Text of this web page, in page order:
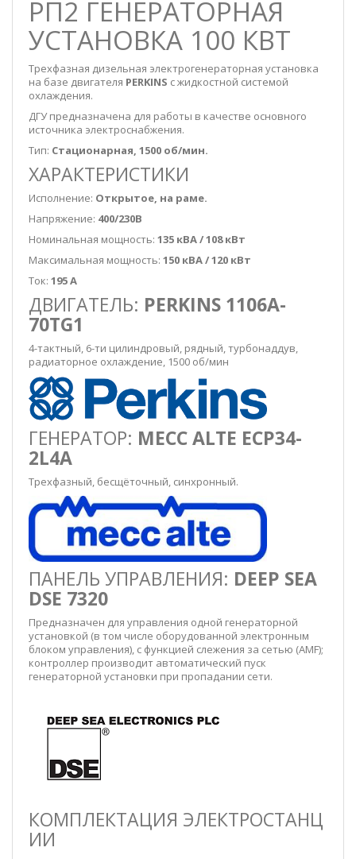
РП2 ГЕНЕРАТОРНАЯ
УСТАНОВКА 100 КВТ
Трехфазная дизельная электрогенераторная установка
на базе двигателя PERKINS с жидкостной системой
охлаждения.
ДГУ предназначена для работы в качестве основного
источника электроснабжения.
Тип: Стационарная, 1500 об/мин.
ХАРАКТЕРИСТИКИ
Исполнение: Открытое, на раме.
Напряжение: 400/230В
Номинальная мощность: 135 кВА / 108 кВт
Максимальная мощность: 150 кВА / 120 кВт
Ток: 195 А
ДВИГАТЕЛЬ: PERKINS 1106A-
70TG1
4-тактный, 6-ти цилиндровый, рядный, турбонаддув,
радиаторное охлаждение, 1500 об/мин
ГЕНЕРАТОР: MECC ALTE ECP34-
2L4A
Трехфазный, бесщёточный, синхронный.
ПАНЕЛЬ УПРАВЛЕНИЯ: DEEP SEA
DSE 7320
Предназначен для управления одной генераторной
установкой (в том числе оборудованной электронным
блоком управления), с функцией слежения за сетью (AMF);
контроллер производит автоматический пуск
генераторной установки при пропадании сети.
КОМПЛЕКТАЦИЯ ЭЛЕКТРОСТАНЦ
ИИ